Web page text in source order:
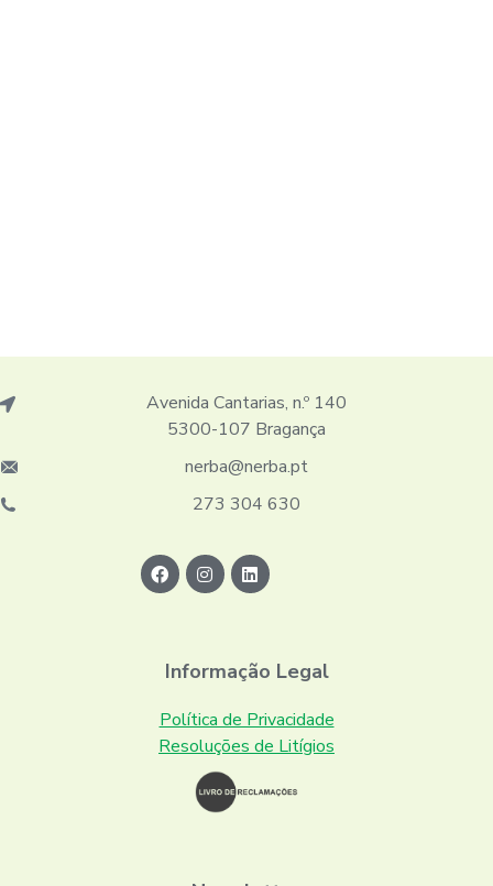
Avenida Cantarias, n.º 140
5300-107 Bragança
nerba@nerba.pt
273 304 630
Informação Legal
Política de Privacidade
Resoluções de Litígios